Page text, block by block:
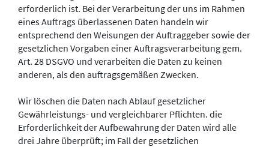
erforderlich ist. Bei der Verarbeitung der uns im Rahmen
eines Auftrags überlassenen Daten handeln wir
entsprechend den Weisungen der Auftraggeber sowie der
gesetzlichen Vorgaben einer Auftragsverarbeitung gem.
Art. 28 DSGVO und verarbeiten die Daten zu keinen
anderen, als den auftragsgemäßen Zwecken.
Wir löschen die Daten nach Ablauf gesetzlicher
Gewährleistungs- und vergleichbarer Pflichten. die
Erforderlichkeit der Aufbewahrung der Daten wird alle
drei Jahre überprüft; im Fall der gesetzlichen